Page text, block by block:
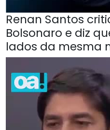
Renan Santos
Bolsonaro e diz
lados da mesma